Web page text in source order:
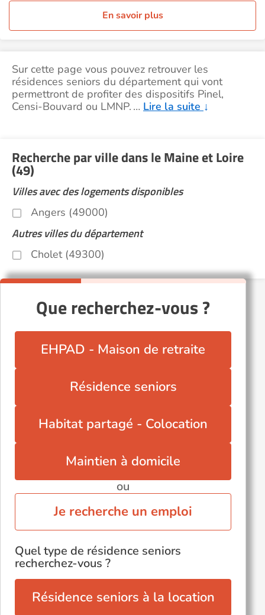
En savoir plus
Sur cette page vous pouvez retrouver les
résidences seniors du département qui vont
permettront de profiter des dispositifs Pinel,
Censi-Bouvard ou LMNP. … Lire la suite ↓
Recherche par ville dans le Maine et Loire
(49)
Villes avec des logements disponibles
Angers (49000)
Autres villes du département
Cholet (49300)
Que recherchez-vous ?
EHPAD - Maison de retraite
Résidence seniors
Habitat partagé - Colocation
Maintien à domicile
ou
Je recherche un emploi
Quel type de résidence seniors
recherchez-vous ?
Résidence seniors à la location